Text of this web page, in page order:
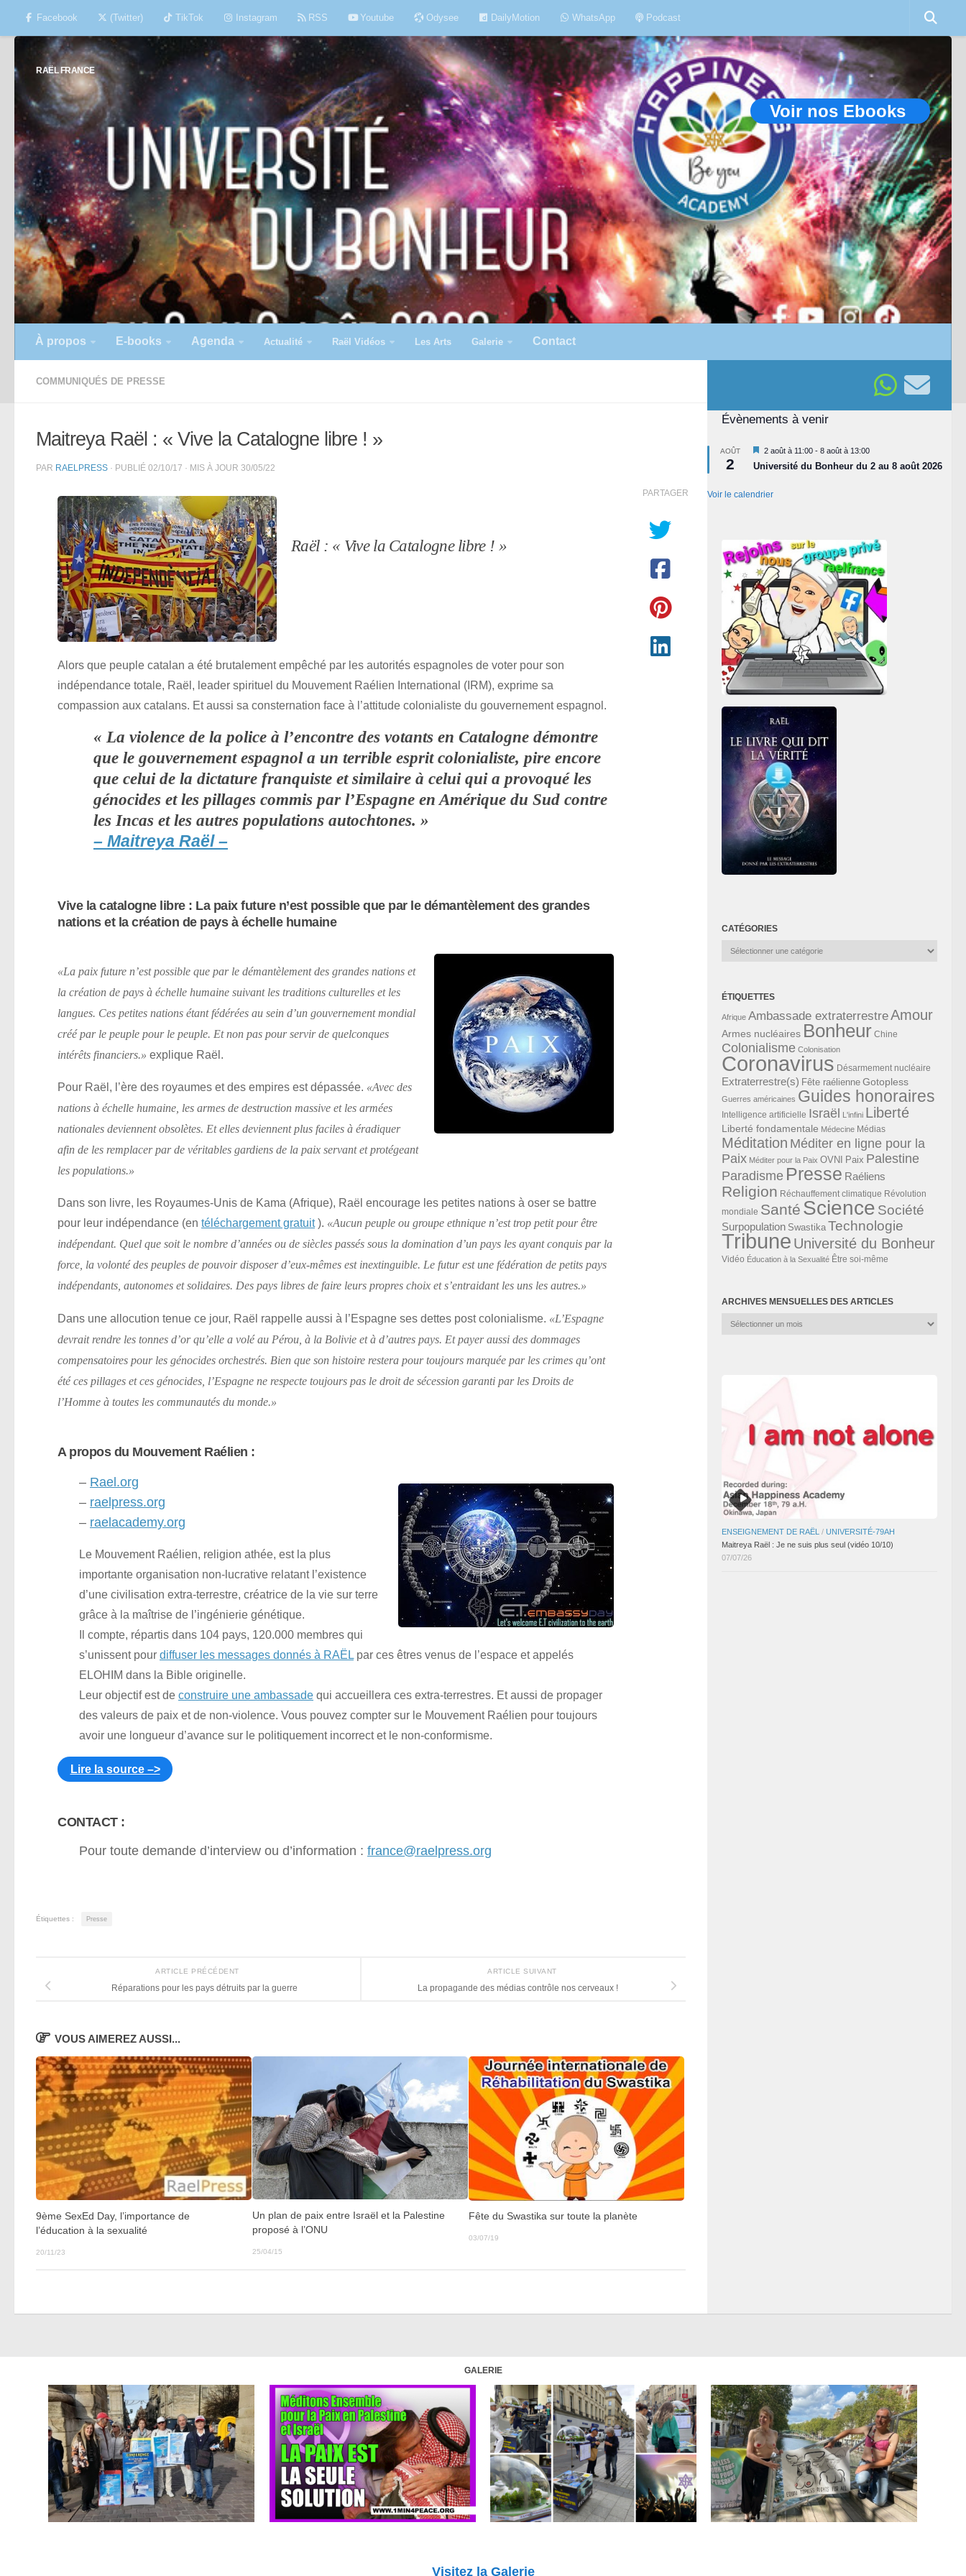
Skip to content
Facebook (Twitter) TikTok Instagram RSS Youtube Odysee DailyMotion WhatsApp Podcast
RAËL FRANCE
Voir nos Ebooks
À propos E-books Agenda Actualité Raël Vidéos Les Arts Galerie Contact
COMMUNIQUÉS DE PRESSE
Maitreya Raël : « Vive la Catalogne libre ! »
PAR RAELPRESS · PUBLIÉ 02/10/17 · MIS À JOUR 30/05/22
Raël : « Vive la Catalogne libre ! »
Alors que peuple catalan a été brutalement empêché par les autorités espagnoles de voter pour son
indépendance totale, Raël, leader spirituel du Mouvement Raélien International (IRM), exprime sa
compassion aux catalans. Et aussi sa consternation face à l’attitude colonialiste du gouvernement espagnol.
« La violence de la police à l’encontre des votants en Catalogne démontre
que le gouvernement espagnol a un terrible esprit colonialiste, pire encore
que celui de la dictature franquiste et similaire à celui qui a provoqué les
génocides et les pillages commis par l’Espagne en Amérique du Sud contre
les Incas et les autres populations autochtones. »
– Maitreya Raël –
Vive la catalogne libre : La paix future n’est possible que par le démantèlement des grandes
nations et la création de pays à échelle humaine
«La paix future n’est possible que par le démantèlement des grandes nations et
la création de pays à échelle humaine suivant les traditions culturelles et les
langues. Ces petites nations étant fédérées au sein d’un gouvernement mondial
créé par le peuple pour le peuple. Et non pas pour servir de quelconques
intérêts financiers.» explique Raël.
Pour Raël, l’ère des royaumes et des empires est dépassée. «Avec des
nations à échelle humaine, les armes de destruction massive et les armées
nationales deviennent obsolètes. Et elles deviennent plus faciles à éradiquer
afin de les remplacer par de véritables gardiens de la paix servant et protégeant
les populations.»
Dans son livre, les Royaumes-Unis de Kama (Afrique), Raël encourage les petites nations à oser se battre
pour leur indépendance (en téléchargement gratuit). «Aucun peuple ou groupe ethnique n’est trop petit pour être
indépendant. Quel que soit le nombre d’années ou de siècles passés sous la domination d’un pays les ayant conquis par la
force, la volonté des peuples de pouvoir disposer d’eux-mêmes est inextinguible. Le futur est une fédération de petits pays
indépendants, autonomes et solidaires. Des pays libres de faire leurs propres choix et s’entraidant les uns les autres.»
Dans une allocution tenue ce jour, Raël rappelle aussi à l’Espagne ses dettes post colonialisme. «L’Espagne
devrait rendre les tonnes d’or qu’elle a volé au Pérou, à la Bolivie et à d’autres pays. Et payer aussi des dommages
compensatoires pour les génocides orchestrés. Bien que son histoire restera pour toujours marquée par les crimes qu’ont
été ces pillages et ces génocides, l’Espagne ne respecte toujours pas le droit de sécession garanti par les Droits de
l’Homme à toutes les communautés du monde.»
A propos du Mouvement Raélien :
– Rael.org
– raelpress.org
– raelacademy.org
Le Mouvement Raélien, religion athée, est la plus
importante organisation non-lucrative relatant l’existence
d’une civilisation extra-terrestre, créatrice de la vie sur terre
grâce à la maîtrise de l’ingénierie génétique.
Il compte, répartis dans 104 pays, 120.000 membres qui
s’unissent pour diffuser les messages donnés à RAËL par ces êtres venus de l’espace et appelés
ELOHIM dans la Bible originelle.
Leur objectif est de construire une ambassade qui accueillera ces extra-terrestres. Et aussi de propager
des valeurs de paix et de non-violence. Vous pouvez compter sur le Mouvement Raélien pour toujours
avoir une longueur d’avance sur le politiquement incorrect et le non-conformisme.
Lire la source –>
CONTACT :
Pour toute demande d’interview ou d’information : france@raelpress.org
PARTAGER
Étiquettes : Presse
ARTICLE SUIVANT
La propagande des médias contrôle nos cerveaux !
ARTICLE PRÉCÉDENT
Réparations pour les pays détruits par la guerre
VOUS AIMEREZ AUSSI...
9ème SexEd Day, l’importance de
l’éducation à la sexualité
20/11/23
Un plan de paix entre Israël et la Palestine
proposé à l’ONU
25/04/15
Fête du Swastika sur toute la planète
03/07/19
Évènements à venir
AOÛT
2
Mis
en
avant
2 août à 11:00 - 8 août à 13:00
Université du Bonheur du 2 au 8 août 2026
Voir le calendrier
CATÉGORIES
Catégories
ÉTIQUETTES
Afrique Ambassade extraterrestreAmour
Armes nucléaires Bonheur Chine
Colonialisme Colonisation
Coronavirus Désarmement nucléaire
Extraterrestre(s) Fête raélienne Gotopless
Guerres américaines Guides honoraires
Intelligence artificielle Israël L'infini Liberté
Liberté fondamentale Médecine Médias
Méditation Méditer en ligne pour la
Paix Méditer pour la Paix OVNI Paix Palestine
Paradisme Presse Raéliens
Religion Réchauffement climatique Révolution
mondiale Santé Science Société
Surpopulation Swastika Technologie
Tribune Université du Bonheur
Vidéo Éducation à la Sexualité Être soi-même
ARCHIVES MENSUELLES DES ARTICLES
Archives
ENSEIGNEMENT DE RAËL / UNIVERSITÉ-79AH
Maitreya Raël : Je ne suis plus seul (vidéo 10/10)
07/07/26
GALERIE
Visitez la Galerie